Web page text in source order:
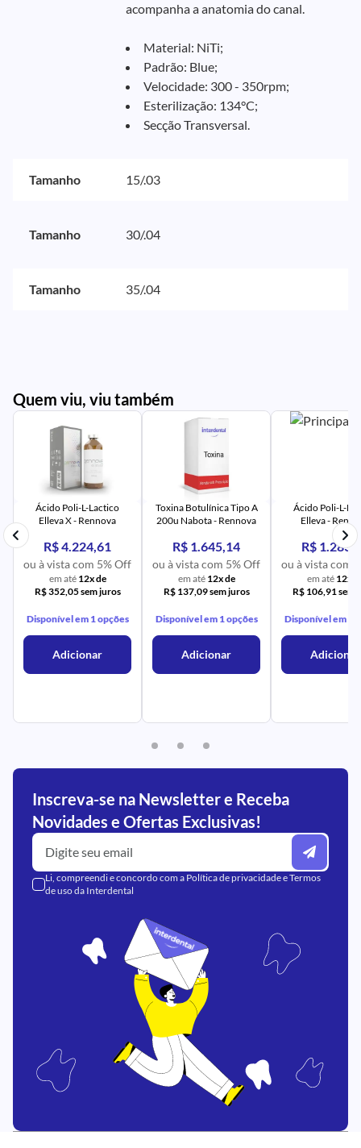
acompanha a anatomia do canal.
Material: NiTi;
Padrão: Blue;
Velocidade: 300 - 350rpm;
Esterilização: 134°C;
Secção Transversal.
Tamanho 15/.03
Tamanho 30/.04
Tamanho 35/.04
Quem viu, viu também
UR
Ácido Poli-L-Lactico
Elleva X - Rennova
R$ 4.224,61
ou à vista com 5% Off
em até 12x de
R$ 352,05 sem juros
Disponível em 1 opções
Adicionar
Toxina Botulínica Tipo A
200u Nabota - Rennova
R$ 1.645,14
ou à vista com 5% Off
em até 12x de
R$ 137,09 sem juros
Disponível em 1 opções
Adicionar
Ácido Poli-L-
Elleva -
R$
ou à vista com
em até 12x
R$ 106,91 sem
Disponível em 1
Adicionar
Inscreva-se na Newsletter e Receba
Novidades e Ofertas Exclusivas!
Li, compreendi e concordo com a Política de privacidadeeTermos
de usoda Interdental